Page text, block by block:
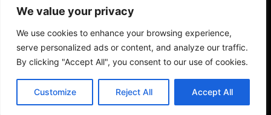
We value your privacy
We use cookies to enhance your browsing experience,
serve personalized ads or content, and analyze our traffic.
By clicking "Accept All", you consent to our use of cookies.
Customize Reject All Accept All
ARTÍCULOS
GUANTE DE SEDA
AL CALOR DE LA PALABRA
Y YO QUE SÉ
423
NOTICIAS
234
SIN CATEGORÍA
174